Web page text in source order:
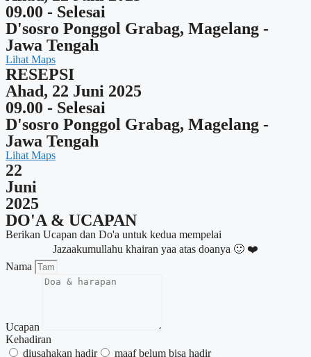
09.00 - Selesai
D'sosro Ponggol Grabag, Magelang -
Jawa Tengah
Lihat Maps
RESEPSI
Ahad, 22 Juni 2025
09.00 - Selesai
D'sosro Ponggol Grabag, Magelang -
Jawa Tengah
Lihat Maps
22
Juni
2025
DO'A & UCAPAN
Berikan Ucapan dan Do'a untuk kedua mempelai
Jazaakumullahu khairan yaa atas doanya 🙂 ❤️
Nama
Ucapan
Kehadiran
diusahakan hadir
maaf belum bisa hadir